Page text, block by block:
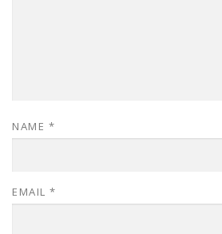
NAME *
EMAIL *